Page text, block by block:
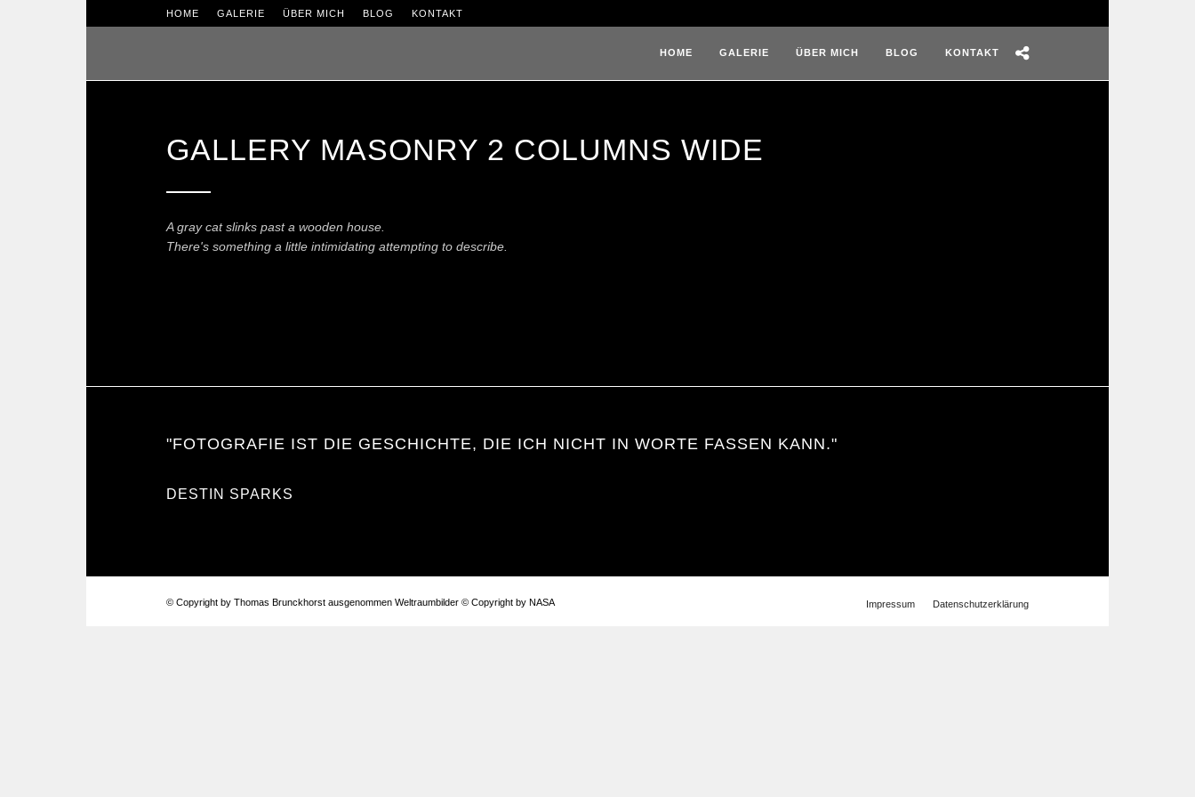
HOME GALERIE ÜBER MICH BLOG KONTAKT
HOME GALERIE ÜBER MICH BLOG KONTAKT
GALLERY MASONRY 2 COLUMNS WIDE
A gray cat slinks past a wooden house.
There's something a little intimidating attempting to describe.
"FOTOGRAFIE IST DIE GESCHICHTE, DIE ICH NICHT IN WORTE FASSEN KANN."
DESTIN SPARKS
Impressum Datenschutzerklärung
© Copyright by Thomas Brunckhorst ausgenommen Weltraumbilder © Copyright by NASA